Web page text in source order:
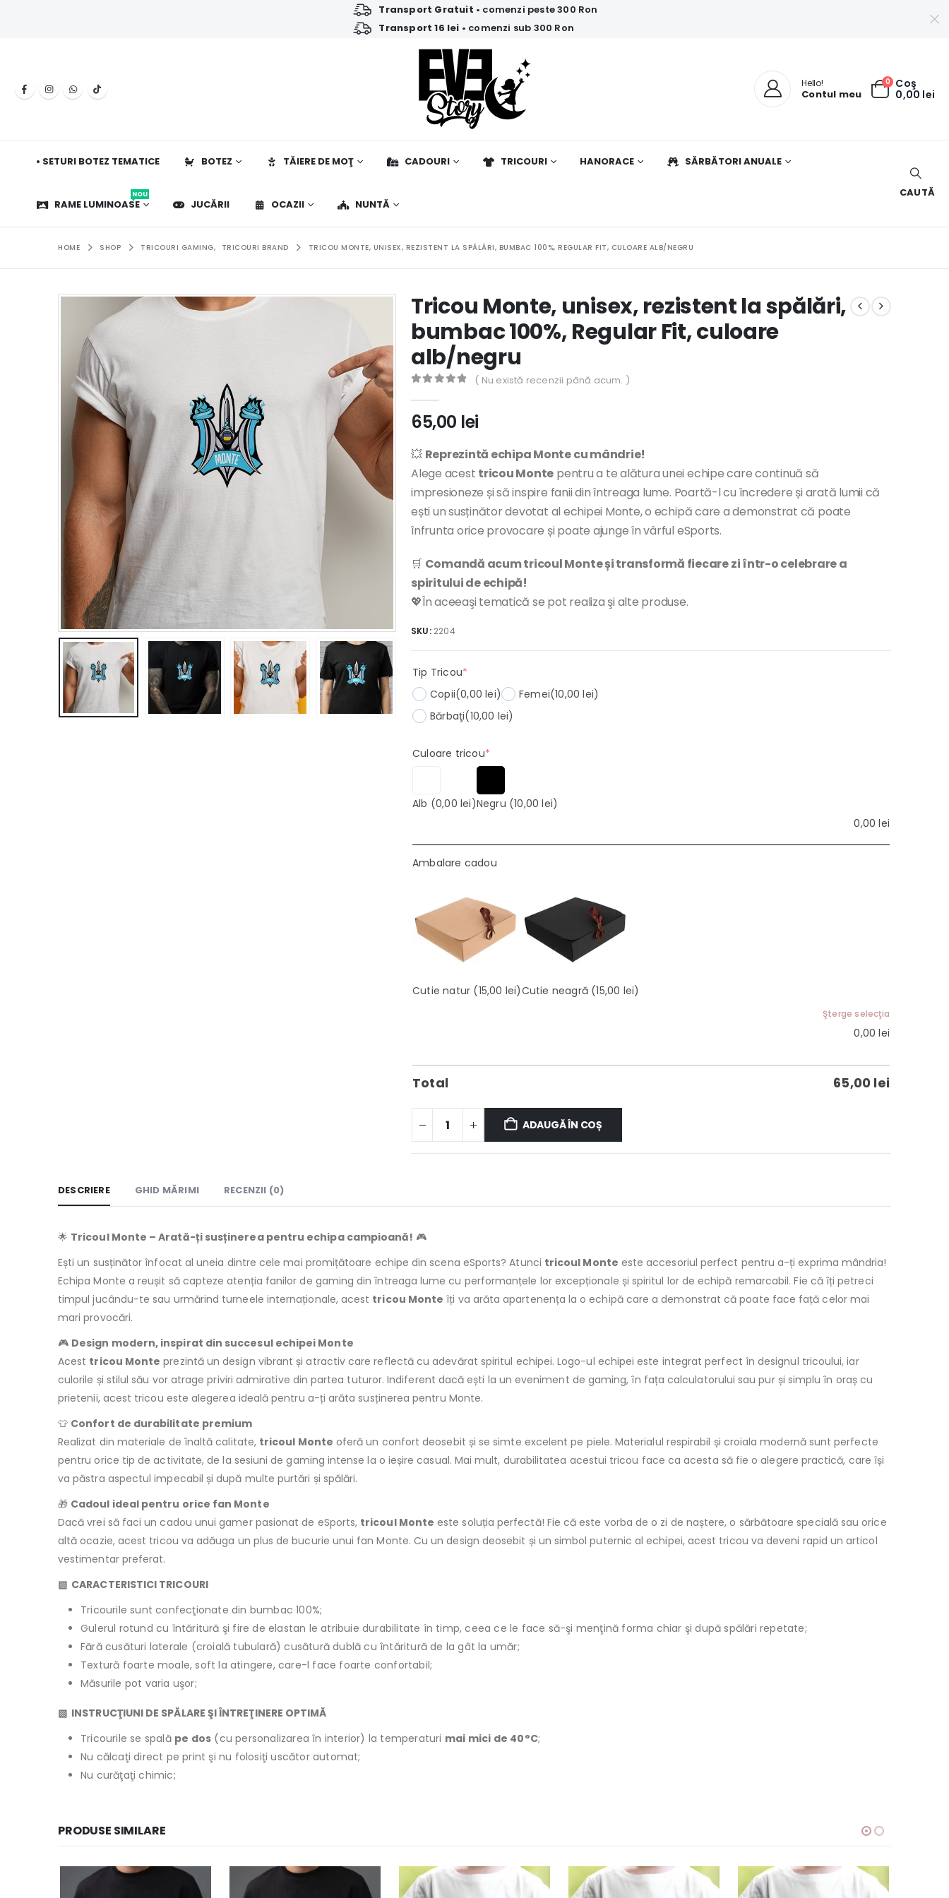
Transport Gratuit • comenzi peste 300 Ron
Transport 16 lei • comenzi sub 300 Ron
Hello!
Contul meu
0 Coş
0,00 lei
• SETURI BOTEZ TEMATICE BOTEZ TĂIERE DE MOŢ CADOURI TRICOURI HANORACE SĂRBĂTORI ANUALE
RAME LUMINOASE
NOU
JUCĂRII OCAZII NUNTĂ
CAUTĂ
HOME SHOP TRICOURI GAMING, TRICOURI BRAND TRICOU MONTE, UNISEX, REZISTENT LA SPĂLĂRI, BUMBAC 100%, REGULAR FIT, CULOARE ALB/NEGRU
Tricou Monte, unisex, rezistent la spălări,
bumbac 100%, Regular Fit, culoare
alb/negru
( Nu există recenzii până acum. )
65,00 lei
💥 Reprezintă echipa Monte cu mândrie!
Alege acest tricou Monte pentru a te alătura unei echipe care continuă să
impresioneze și să inspire fanii din întreaga lume. Poartă-l cu încredere și arată lumii că
ești un susținător devotat al echipei Monte, o echipă care a demonstrat că poate
înfrunta orice provocare și poate ajunge în vârful eSports.
🛒 Comandă acum tricoul Monte și transformă fiecare zi într-o celebrare a
spiritului de echipă!
💖În aceeaşi tematică se pot realiza şi alte produse.
SKU: 2204
Tip Tricou*
Copii(0,00 lei) Femei(10,00 lei)
Bărbaţi(10,00 lei)
Culoare tricou*(required)
Alb (0,00 lei)Negru (10,00 lei)
0,00lei
Ambalare cadou
Cutie natur (15,00 lei)Cutie neagră (15,00 lei)
Şterge selecţia
0,00lei
Total 65,00 lei
ADAUGĂ ÎN COȘ
DESCRIERE GHID MĂRIMI RECENZII (0)
🌟 Tricoul Monte – Arată-ți susținerea pentru echipa campioană! 🎮
Ești un susținător înfocat al uneia dintre cele mai promițătoare echipe din scena eSports? Atunci tricoul Monte este accesoriul perfect pentru a-ți exprima mândria!
Echipa Monte a reușit să capteze atenția fanilor de gaming din întreaga lume cu performanțele lor excepționale și spiritul lor de echipă remarcabil. Fie că îți petreci
timpul jucându-te sau urmărind turneele internaționale, acest tricou Monte îți va arăta apartenența la o echipă care a demonstrat că poate face față celor mai
mari provocări.
🎮 Design modern, inspirat din succesul echipei Monte
Acest tricou Monte prezintă un design vibrant și atractiv care reflectă cu adevărat spiritul echipei. Logo-ul echipei este integrat perfect în designul tricoului, iar
culorile și stilul său vor atrage priviri admirative din partea tuturor. Indiferent dacă ești la un eveniment de gaming, în fața calculatorului sau pur și simplu în oraș cu
prietenii, acest tricou este alegerea ideală pentru a-ți arăta susținerea pentru Monte.
👕 Confort de durabilitate premium
Realizat din materiale de înaltă calitate, tricoul Monte oferă un confort deosebit și se simte excelent pe piele. Materialul respirabil și croiala modernă sunt perfecte
pentru orice tip de activitate, de la sesiuni de gaming intense la o ieșire casual. Mai mult, durabilitatea acestui tricou face ca acesta să fie o alegere practică, care își
va păstra aspectul impecabil și după multe purtări și spălări.
🎁 Cadoul ideal pentru orice fan Monte
Dacă vrei să faci un cadou unui gamer pasionat de eSports, tricoul Monte este soluția perfectă! Fie că este vorba de o zi de naștere, o sărbătoare specială sau orice
altă ocazie, acest tricou va adăuga un plus de bucurie unui fan Monte. Cu un design deosebit și un simbol puternic al echipei, acest tricou va deveni rapid un articol
vestimentar preferat.
▧ CARACTERISTICI TRICOURI
Tricourile sunt confecţionate din bumbac 100%;
Gulerul rotund cu întăritură şi fire de elastan le atribuie durabilitate în timp, ceea ce le face să-şi menţină forma chiar şi după spălări repetate;
Fără cusături laterale (croială tubulară) cusătură dublă cu întăritură de la gât la umăr;
Textură foarte moale, soft la atingere, care-l face foarte confortabil;
Măsurile pot varia uşor;
▧ INSTRUCŢIUNI DE SPĂLARE ŞI ÎNTREŢINERE OPTIMĂ
Tricourile se spală pe dos (cu personalizarea în interior) la temperaturi mai mici de 40°C;
Nu călcaţi direct pe print şi nu folosiţi uscător automat;
Nu curăţaţi chimic;
PRODUSE SIMILARE